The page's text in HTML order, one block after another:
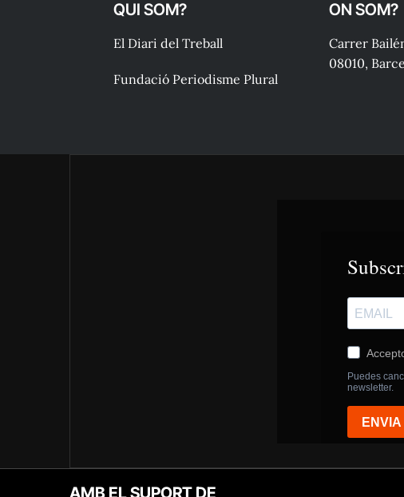
QUI SOM?
El Diari del Treball
Fundació Periodisme Plural
ON SOM?
Carrer
08010,
AMB EL SUPORT DE